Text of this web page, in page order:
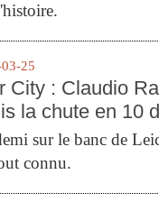
25
City : Claudio
la chute en 10
sur le banc de
connu.